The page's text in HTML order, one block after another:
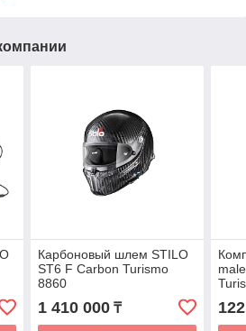
Карбоновый шлем STILO
ST6 F Carbon Turismo
8860
1 410 000₸